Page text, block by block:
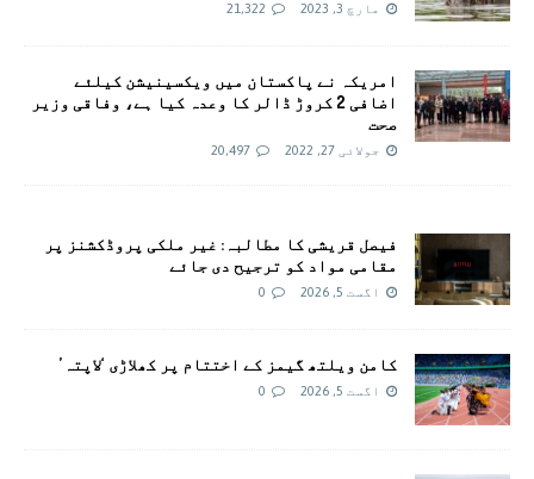
مارچ 3, 2023 21,322
امريکہ نے پاکستان میں ویکسینیشن کیلئے
اضافی 2 کروڑ ڈالر کا وعدہ کیا ہے، وفاقی وزیر
صحت
جولائی 27, 2022 20,497
فیصل قریشی کا مطالبہ: غیر ملکی پروڈکشنز پر
مقامی مواد کو ترجیح دی جائے
اگست 5, 2026 0
کامن ویلتھ گیمز کے اختتام پر کھلاڑی ‘لاپتہ’
اگست 5, 2026 0